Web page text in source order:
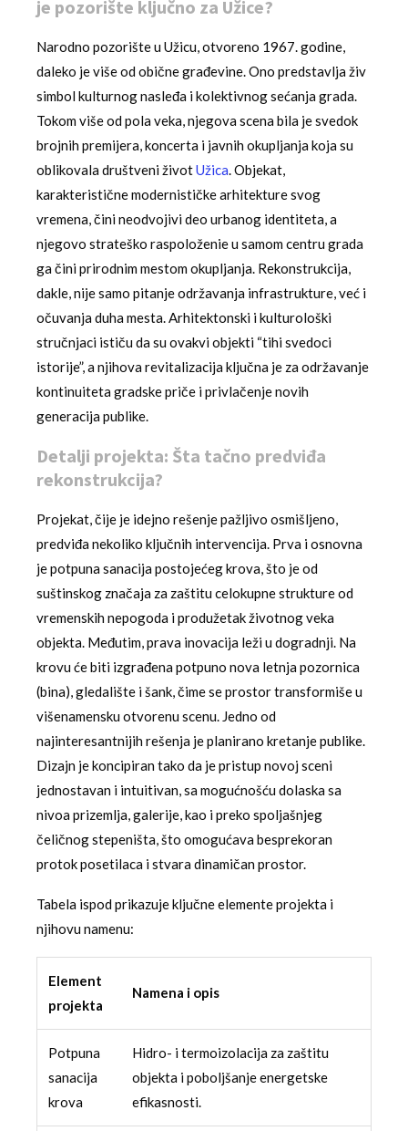
je pozorište ključno za Užice?
Narodno pozorište u Užicu, otvoreno 1967. godine,
daleko je više od obične građevine. Ono predstavlja živ
simbol kulturnog nasleđa i kolektivnog sećanja grada.
Tokom više od pola veka, njegova scena bila je svedok
brojnih premijera, koncerta i javnih okupljanja koja su
oblikovala društveni životUžica. Objekat,
karakteristične modernističke arhitekture svog
vremena, čini neodvojivi deo urbanog identiteta, a
njegovo strateško raspoloženie u samom centru grada
ga čini prirodnim mestom okupljanja. Rekonstrukcija,
dakle, nije samo pitanje održavanja infrastrukture, već i
očuvanja duha mesta. Arhitektonski i kulturološki
stručnjaci ističu da su ovakvi objekti “tihi svedoci
istorije”, a njihova revitalizacija ključna je za održavanje
kontinuiteta gradske priče i privlačenje novih
generacija publike.
Detalji projekta: Šta tačno predviđa
rekonstrukcija?
Projekat, čije je idejno rešenje pažljivo osmišljeno,
predviđa nekoliko ključnih intervencija. Prva i osnovna
je potpuna sanacija postojećeg krova, što je od
suštinskog značaja za zaštitu celokupne strukture od
vremenskih nepogoda i produžetak životnog veka
objekta. Međutim, prava inovacija leži u dogradnji. Na
krovu će biti izgrađena potpuno nova letnja pozornica
(bina), gledalište i šank, čime se prostor transformiše u
višenamensku otvorenu scenu. Jedno od
najinteresantnijih rešenja je planirano kretanje publike.
Dizajn je koncipiran tako da je pristup novoj sceni
jednostavan i intuitivan, sa mogućnošću dolaska sa
nivoa prizemlja, galerije, kao i preko spoljašnjeg
čeličnog stepeništa, što omogućava besprekoran
protok posetilaca i stvara dinamičan prostor.
Tabela ispod prikazuje ključne elemente projekta i
njihovu namenu:
Element
projekta
Namena i opis
Potpuna
sanacija
krova
Hidro- i termoizolacija za zaštitu
objekta i poboljšanje energetske
efikasnosti.